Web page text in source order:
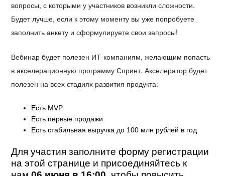
вопросы, с которыми у участников возникли сложности.
Будет лучше, если к этому моменту вы уже попробуете
заполнить анкету и сформулируете свои запросы!
Вебинар будет полезен ИТ-компаниям, желающим попасть
в акселерационную программу Спринт. Акселератор будет
полезен на всех стадиях развития продукта:
Есть MVP
Есть первые продажи
Есть стабильная выручка до 100 млн рублей в год
Для участия заполните форму регистрации
на этой странице и присоединяйтесь к